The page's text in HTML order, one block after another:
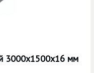
3000х1500х16 мм